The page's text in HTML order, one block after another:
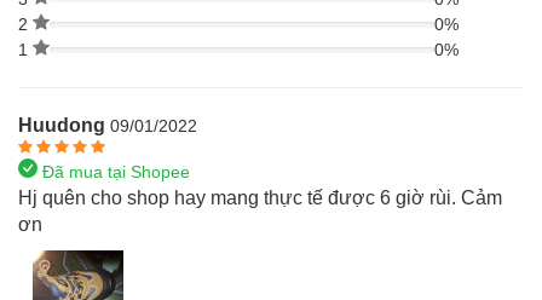
2
0%
1
0%
Huudong 09/01/2022
Đã mua tại Shopee
Hj quên cho shop hay mang thực tế được 6 giờ rùi. Cảm
ơn